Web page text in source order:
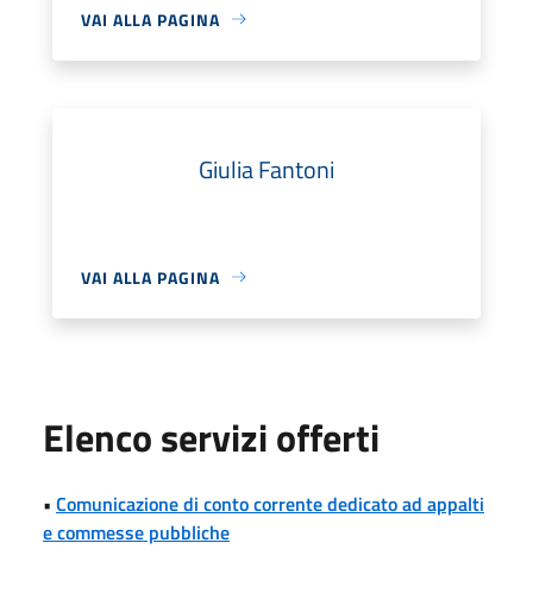
VAI ALLA PAGINA
Giulia Fantoni
VAI ALLA PAGINA
Elenco servizi offerti
• Comunicazione di conto corrente dedicato ad appalti
e commesse pubbliche